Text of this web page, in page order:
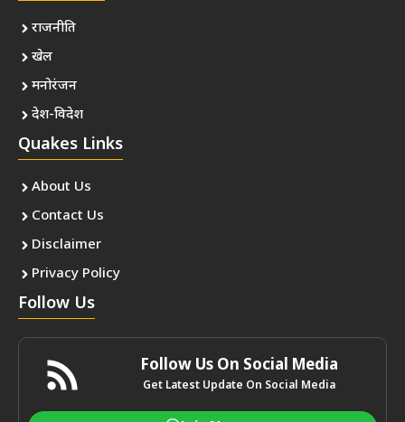
राजनीति
खेल
मनोरंजन
देश-विदेश
Quakes Links
About Us
Contact Us
Disclaimer
Privacy Policy
Follow Us
Follow Us On Social Media
Get Latest Update On Social Media